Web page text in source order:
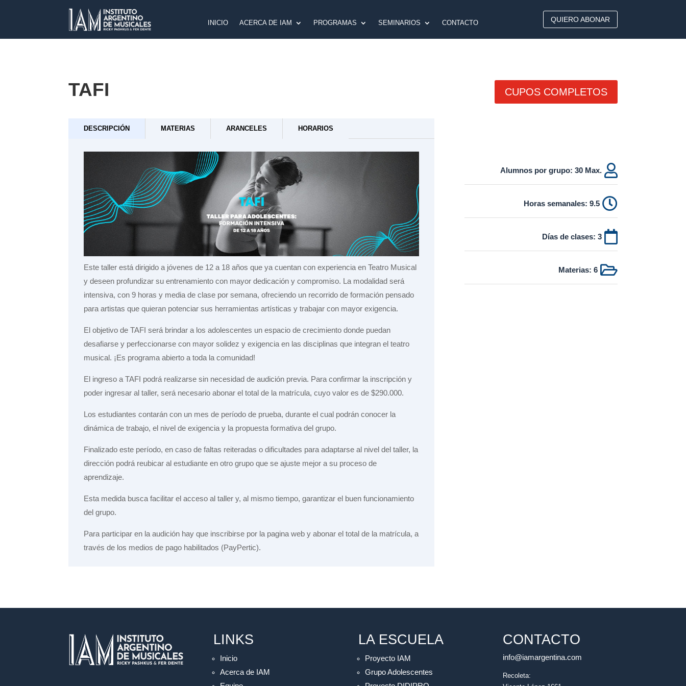
INICIO ACERCA DE IAM PROGRAMAS SEMINARIOS CONTACTO QUIERO ABONAR
TAFI CUPOS COMPLETOS
DESCRIPCIÓN MATERIAS ARANCELES HORARIOS
Este taller está dirigido a jóvenes de 12 a 18 años que ya cuentan con experiencia en Teatro Musical
y deseen profundizar su entrenamiento con mayor dedicación y compromiso. La modalidad será
intensiva, con 9 horas y media de clase por semana, ofreciendo un recorrido de formación pensado
para artistas que quieran potenciar sus herramientas artísticas y trabajar con mayor exigencia.
El objetivo de TAFI será brindar a los adolescentes un espacio de crecimiento donde puedan
desafiarse y perfeccionarse con mayor solidez y exigencia en las disciplinas que integran el teatro
musical. ¡Es programa abierto a toda la comunidad!
El ingreso a TAFI podrá realizarse sin necesidad de audición previa. Para confirmar la inscripción y
poder ingresar al taller, será necesario abonar el total de la matrícula, cuyo valor es de $290.000.
Los estudiantes contarán con un mes de período de prueba, durante el cual podrán conocer la
dinámica de trabajo, el nivel de exigencia y la propuesta formativa del grupo.
Finalizado este período, en caso de faltas reiteradas o dificultades para adaptarse al nivel del taller, la
dirección podrá reubicar al estudiante en otro grupo que se ajuste mejor a su proceso de
aprendizaje.
Esta medida busca facilitar el acceso al taller y, al mismo tiempo, garantizar el buen funcionamiento
del grupo.
Para participar en la audición hay que inscribirse por la pagina web y abonar el total de la matrícula, a
través de los medios de pago habilitados (PayPertic).

.Alumnos por grupo: 30 Max

Horas semanales: 9.5

Días de clases: 3

Materias: 6
LINKS
Inicio
Acerca de IAM
LA ESCUELA
Proyecto IAM
Grupo Adolescentes
CONTACTO
info@iamargentina.com
Recoleta: